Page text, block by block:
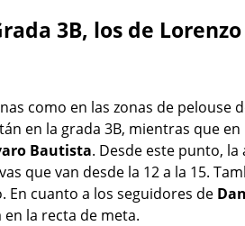
3B, los de
como en las zonas de pelouse
en la grada 3B, mientras que en
Bautista. Desde este punto,
que van desde la 12 a la 15.
cuanto a los seguidores de
la recta de meta.